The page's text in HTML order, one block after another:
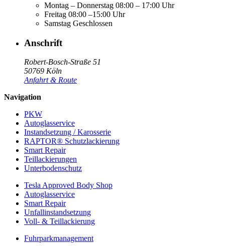
Montag – Donnerstag 08:00 – 17:00 Uhr
Freitag 08:00 –15:00 Uhr
Samstag Geschlossen
Anschrift
Robert-Bosch-Straße 51
50769 Köln
Anfahrt & Route
Navigation
PKW
Autoglasservice
Instandsetzung / Karosserie
RAPTOR® Schutzlackierung
Smart Repair
Teillackierungen
Unterbodenschutz
Tesla Approved Body Shop
Autoglasservice
Smart Repair
Unfallinstandsetzung
Voll- & Teillackierung
Fuhrparkmanagement